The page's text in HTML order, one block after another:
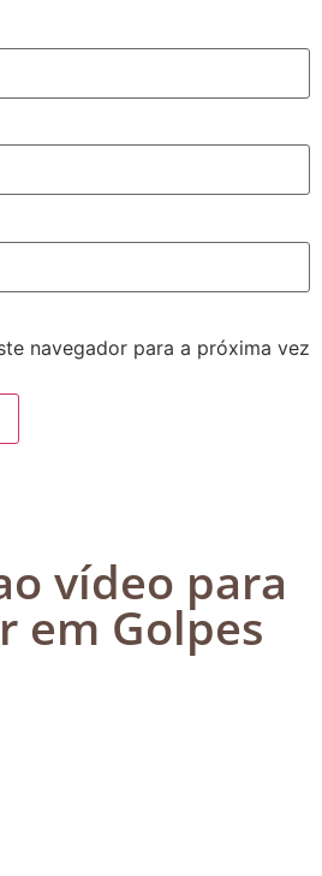
navegador para a próxima vez
vídeo para
em Golpes